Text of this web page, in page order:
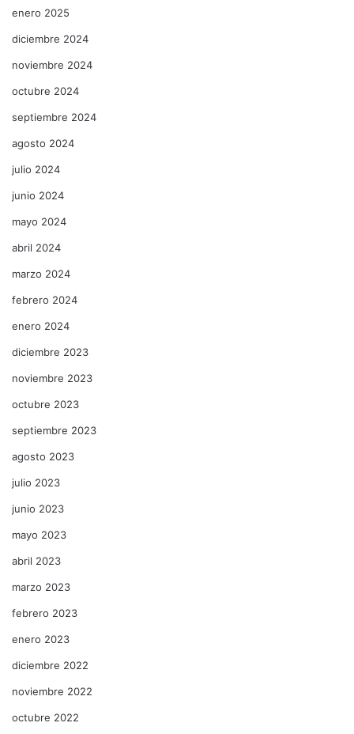
enero 2025
diciembre 2024
noviembre 2024
octubre 2024
septiembre 2024
agosto 2024
julio 2024
junio 2024
mayo 2024
abril 2024
marzo 2024
febrero 2024
enero 2024
diciembre 2023
noviembre 2023
octubre 2023
septiembre 2023
agosto 2023
julio 2023
junio 2023
mayo 2023
abril 2023
marzo 2023
febrero 2023
enero 2023
diciembre 2022
noviembre 2022
octubre 2022